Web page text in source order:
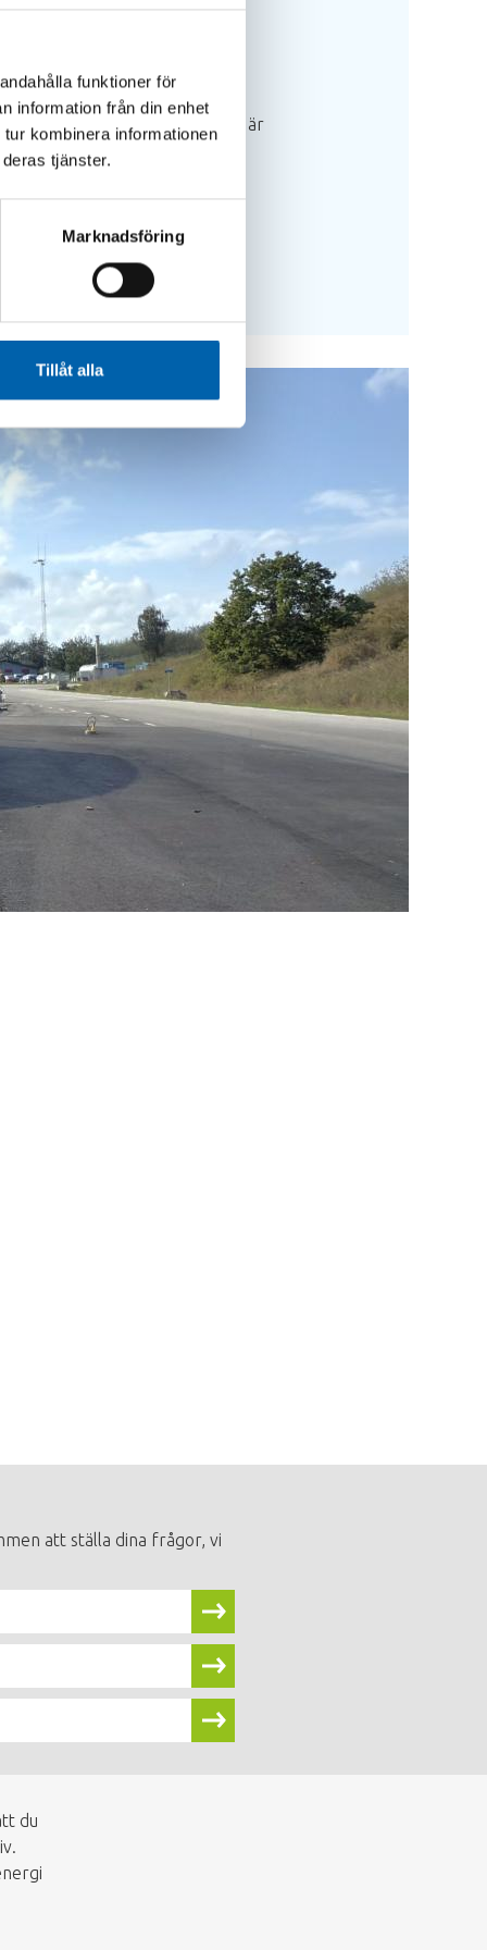
funktioner för
information från din enhet
kombinera informationen
tjänster.
Marknadsföring
Tillåt alla
in och reservera material. Det är
att ställa dina frågor, vi
du